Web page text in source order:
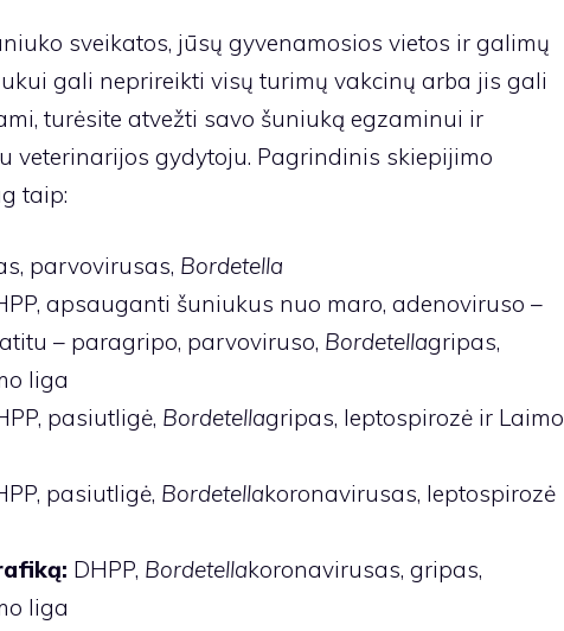
sveikatos, jūsų gyvenamosios vietos ir galimų
gali neprireikti visų turimų vakcinų arba jis gali
turėsite atvežti savo šuniuką egzaminui ir
veterinarijos gydytoju. Pagrindinis skiepijimo
taip:
parvovirusas, Bordetella
apsauganti šuniukus nuo maro, adenoviruso –
– paragripo, parvoviruso, Bordetellagripas,
liga
pasiutligė, Bordetellagripas, leptospirozė ir Laimo
pasiutligė, Bordetellakoronavirusas, leptospirozė
DHPP, Bordetellakoronavirusas, gripas,
liga